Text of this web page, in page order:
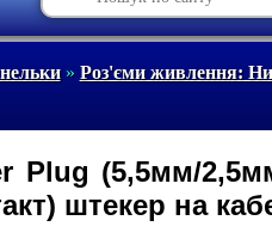
» Роз'єми живлення:
Plug (5,5мм/
штекер на